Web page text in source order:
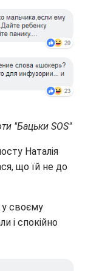
"Бацьки SOS"
Наталія
що їй не до
своєму
і спокійно